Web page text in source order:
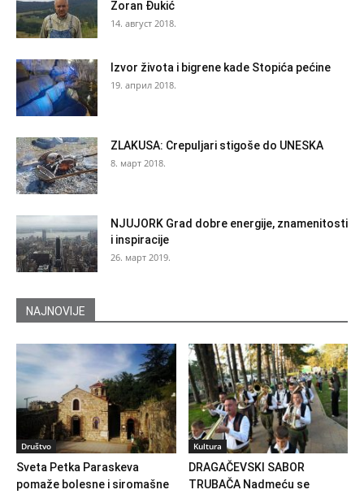
Zoran Đukić
14. август 2018.
Izvor života i bigrene kade Stopića pećine
19. април 2018.
ZLAKUSA: Crepuljari stigoše do UNESKA
8. март 2018.
NJUJORK Grad dobre energije, znamenitosti
i inspiracije
26. март 2019.
NAJNOVIJE
Društvo
Sveta Petka Paraskeva
pomaže bolesne i siromašne
Kultura
DRAGAČEVSKI SABOR
TRUBAČA Nadmeću se